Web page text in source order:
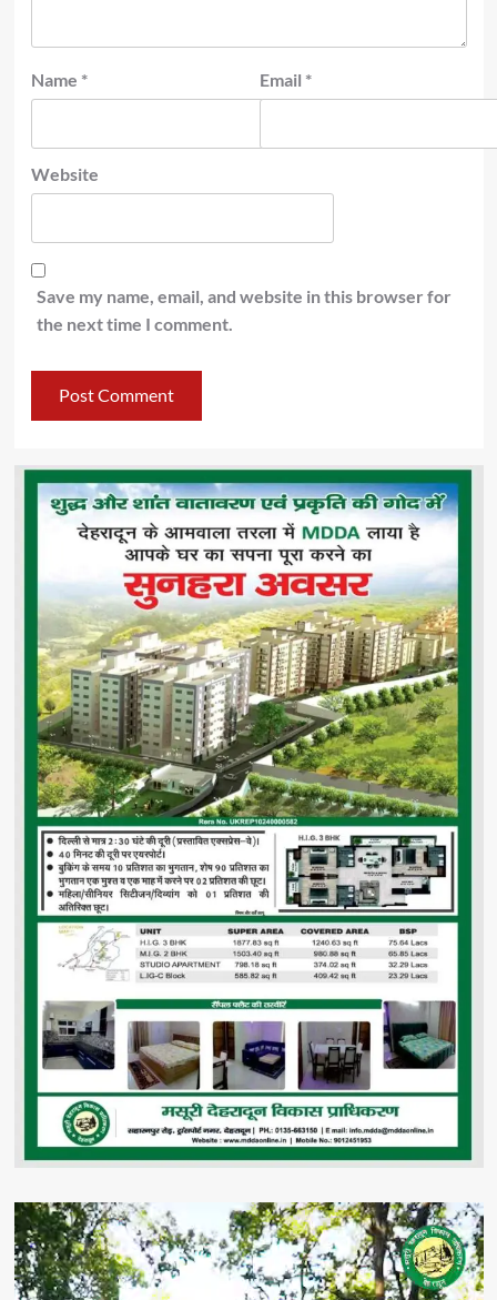
Name * Email *
Website
Save my name, email, and website in this browser for
the next time I comment.